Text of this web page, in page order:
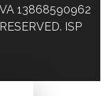
13868590962
ISP